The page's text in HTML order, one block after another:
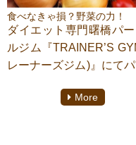
歩いてみる、少し早く歩
みるなどもフレクササ
あたる。
このトレンドは多くの専
入り確実だと予想してい
食べなきゃ損？野菜の力！
ダイエット専門曙橋パ
ルジム『TRAINER’S
レーナーズジム)』にて
ます【清瀬 淳】がご紹介
More